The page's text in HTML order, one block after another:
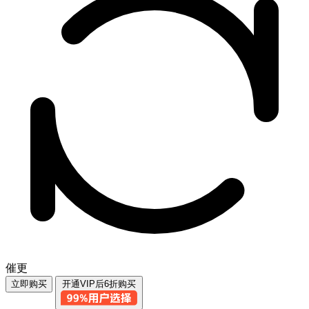
催更
立即购买 开通VIP后6折购买